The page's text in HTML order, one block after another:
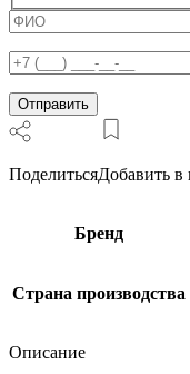
ПоделитьсяДобавить в
Бренд
Страна производства
Описание